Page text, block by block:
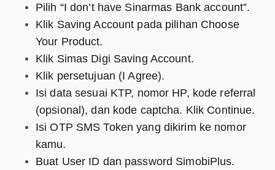
Pilih “I don’t have Sinarmas Bank account”.
Klik Saving Account pada pilihan Choose
Your Product.
Klik Simas Digi Saving Account.
Klik persetujuan (I Agree).
Isi data sesuai KTP, nomor HP, kode referral
(opsional), dan kode captcha. Klik Continue.
Isi OTP SMS Token yang dikirim ke nomor
kamu.
Buat User ID dan password SimobiPlus.